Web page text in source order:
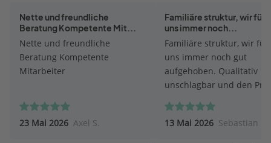
Nette und freundliche
Beratung Kompetente Mit...
Nette und freundliche
Beratung Kompetente
Mitarbeiter
23 Mai 2026 Axel S.
Familiäre struktur, wir
uns immer noch...
Familiäre struktur, wir
uns immer noch gut
aufgehoben. Qualitativ
unschlagbar und den
13 Mai 2026 Sebastian D.